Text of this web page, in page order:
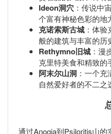
Ideon洞穴 ：传说中
个富有神秘色彩的地
克诺索斯古城 ：体
般的建筑与丰富的历
Rethymno旧城 ：漫
克里特美食和精致的
阿末尔山洞 ：一个
自然爱好者的不二之
通过Anogia到Psiloritis山